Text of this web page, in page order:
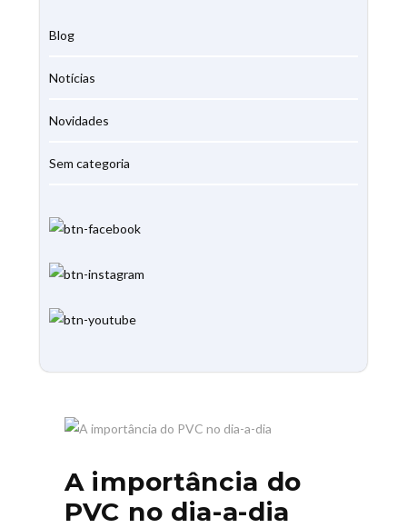
Blog
Notícias
Novidades
Sem categoria
A importância do
PVC no dia-a-dia